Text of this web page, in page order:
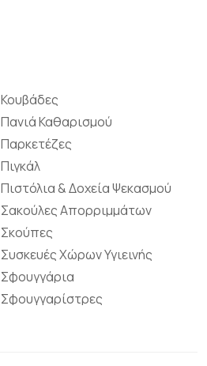
Κουβάδες
Πανιά Καθαρισμού
Παρκετέζες
Πιγκάλ
Πιστόλια & Δοχεία Ψεκασμού
Σακούλες Απορριμμάτων
Σκούπες
Συσκευές Χώρων Υγιεινής
Σφουγγάρια
Σφουγγαρίστρες